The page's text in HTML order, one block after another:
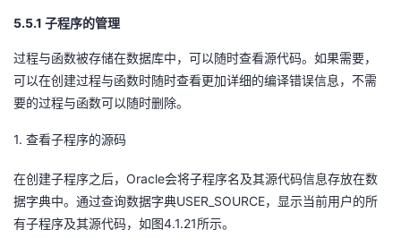
5.5.1 子程序的管理
过程与函数被存储在数据库中，可以随时查看源代码。如果需要，
可以在创建过程与函数时随时查看更加详细的编译错误信息，不需
要的过程与函数可以随时删除。
1. 查看子程序的源码
在创建子程序之后， Oracle会将子程序名及其源代码信息存放在数
据字典中。通过查询数据字典USER_SOURCE，显示当前用户的所
有子程序及其源代码，如图4.1.21 所示。